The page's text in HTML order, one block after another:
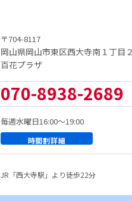
〒704-8117
岡山県岡山市東区西大寺南１丁目
百花プラザ
070-8938-2689
毎週水曜日16:00～19:00
時間割詳細
JR「西大寺駅」より徒歩22分